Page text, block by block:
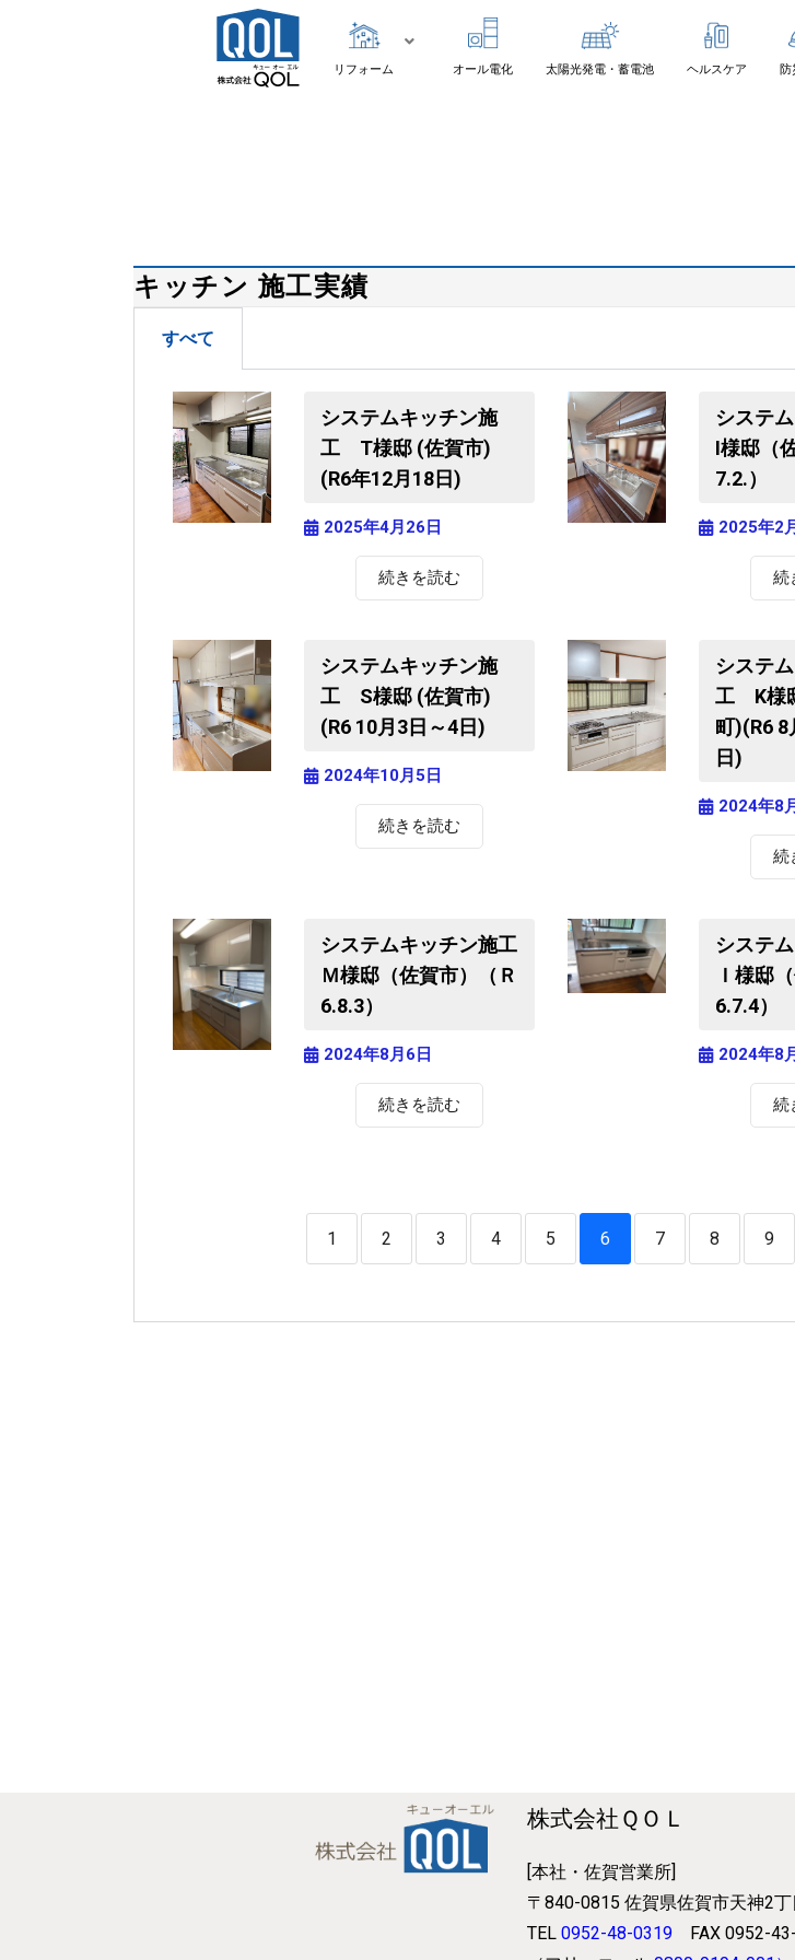
リフォーム オール電化 太陽光発電・蓄電池 ヘルスケア
キッチン 施工実績
すべて
システムキッチン施
工 T様邸 (佐賀市)
(R6年12月18日)
2025年4月26日
続きを読む
システ
I様邸（
7.2.）
2025年2
続
システムキッチン施
工 S様邸 (佐賀市)
(R6 10月3日～4日)
2024年10月5日
続きを読む
システ
工 K様
町)(R6
日)
2024年8
続
システムキッチン施工
Ｍ様邸（佐賀市）（Ｒ
6.8.3）
2024年8月6日
続きを読む
システ
Ｉ様邸
6.7.4）
2024年8
続
1 2 3 4 5 6 7 8 9
株式会社ＱＯＬ
[本社・佐賀営業所]
〒840-0815佐賀県佐賀市天神2
TEL0952-48-0319
FAX 0952-